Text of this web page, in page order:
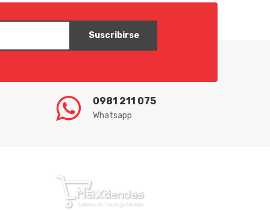
0981 211 075
Whatsapp
Suscribirse